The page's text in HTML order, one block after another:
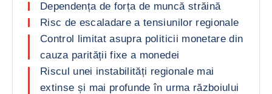
Dependența de forța de muncă străină
Risc de escaladare a tensiunilor regionale
Control limitat asupra politicii monetare din
cauza parității fixe a monedei
Riscul unei instabilități regionale mai
extinse și mai profunde în urma războiului